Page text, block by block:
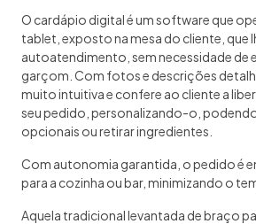
O cardápio digital é um software que
tablet, exposto na mesa do cliente, que
autoatendimento, sem necessidade de
garçom. Com fotos e descrições
muito intuitiva e confere ao cliente a
seu pedido, personalizando-o,
opcionais ou retirar ingredientes.
Com autonomia garantida, o pedido é
para a cozinha ou bar, minimizando o
Aquela tradicional levantada de braço